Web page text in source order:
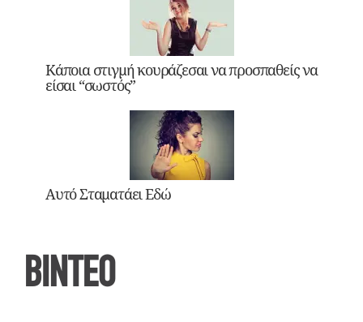
Κάποια στιγμή κουράζεσαι να προσπαθείς να
είσαι “σωστός”
Αυτό Σταματάει Εδώ
ΒΙΝΤΕΟ